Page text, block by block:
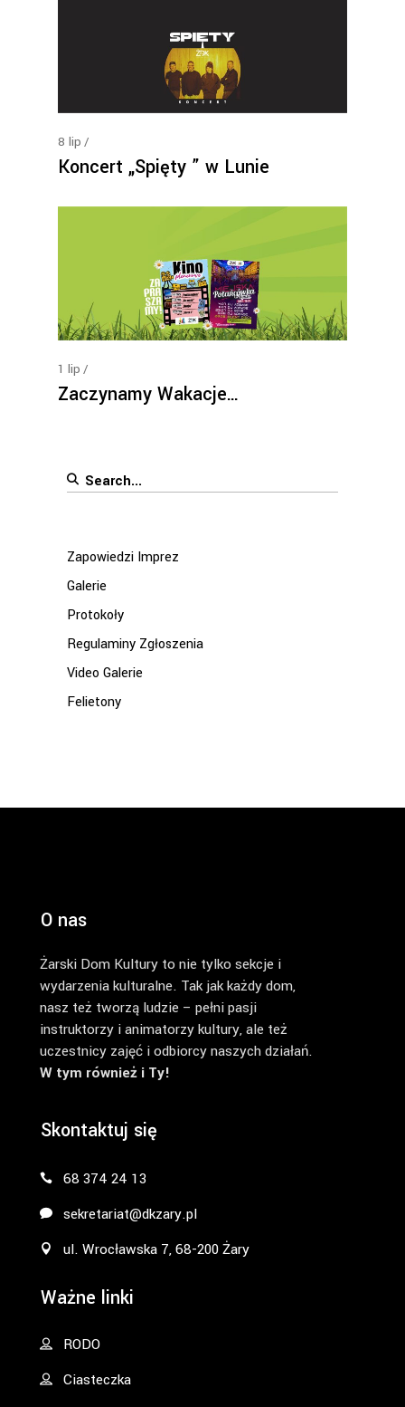
8 lip
Koncert „Spięty ” w Lunie
1 lip
Zaczynamy Wakacje…
Search
Zapowiedzi Imprez
Galerie
Protokoły
Regulaminy Zgłoszenia
Video Galerie
Felietony
O nas
Żarski Dom Kultury to nie tylko sekcje i
wydarzenia kulturalne. Tak jak każdy dom,
nasz też tworzą ludzie – pełni pasji
instruktorzy i animatorzy kultury, ale też
uczestnicy zajęć i odbiorcy naszych działań.
W tym również i Ty!
Skontaktuj się
68 374 24 13
sekretariat@dkzary.pl
ul. Wrocławska 7, 68-200 Żary
Ważne linki
RODO
Ciasteczka